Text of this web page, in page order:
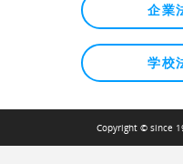
企業
学校
Copyright © since